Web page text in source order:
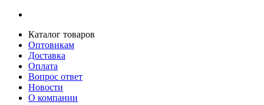
Каталог товаров
Оптовикам
Доставка
Оплата
Вопрос ответ
Новости
О компании